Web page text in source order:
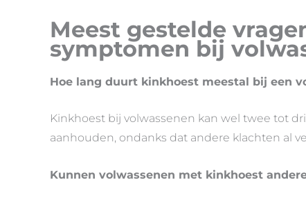
Meest gestelde
symptomen bij
Hoe lang duurt kinkhoest meestal bij een
Kinkhoest bij volwassenen kan wel twee tot
aanhouden, ondanks dat andere klachten al
Kunnen volwassenen met kinkhoest